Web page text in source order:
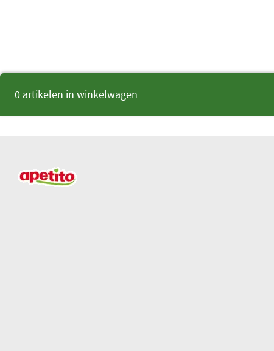
0 artikelen in winkelwagen